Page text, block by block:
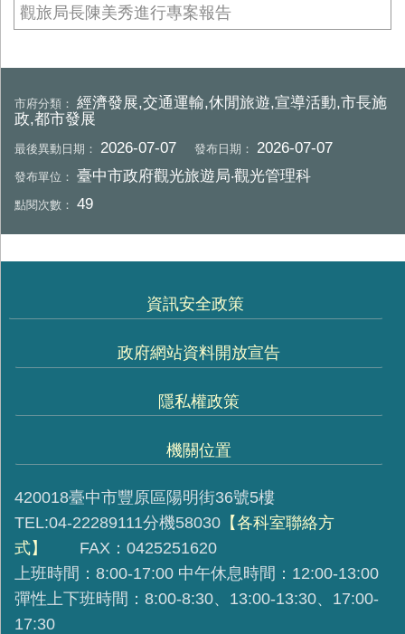
觀旅局長陳美秀進行專案報告
市府分類：經濟發展,交通運輸,休閒旅遊,宣導活動,市長施
政,都市發展
最後異動日期： 2026-07-07 發布日期： 2026-07-07
發布單位：臺中市政府觀光旅遊局‧觀光管理科
點閱次數：49
資訊安全政策
政府網站資料開放宣告
隱私權政策
機關位置
420018臺中市豐原區陽明街36號5樓
TEL:04-22289111分機58030 【各科室聯絡方
式】
FAX：0425251620
上班時間：8:00-17:00 中午休息時間：12:00-13:00
彈性上下班時間：8:00-8:30、13:00-13:30、17:00-
17:30